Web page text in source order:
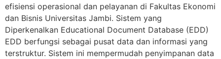
efisiensi operasional dan pelayanan di Fakultas Ekonomi
dan Bisnis Universitas Jambi. Sistem yang
Diperkenalkan Educational Document Database (EDD)
EDD berfungsi sebagai pusat data dan informasi yang
terstruktur. Sistem ini mempermudah penyimpanan data